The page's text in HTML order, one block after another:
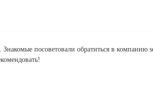
посоветовали обратиться в компанию